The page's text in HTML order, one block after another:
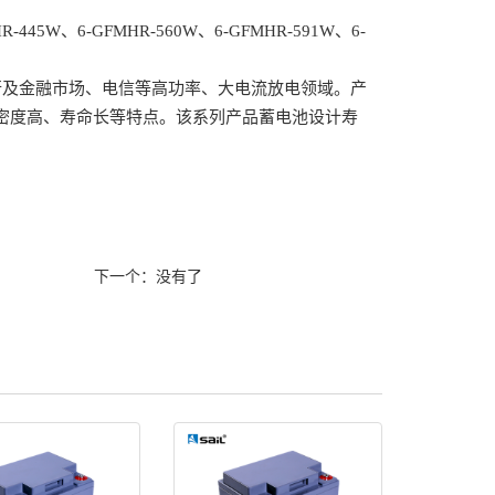
445W、6-GFMHR-560W、6-GFMHR-591W、6-
金融市场、电信等高功率、大电流放电领域。产
高、寿命长等特点。该系列产品蓄电池设计寿
下一个：没有了